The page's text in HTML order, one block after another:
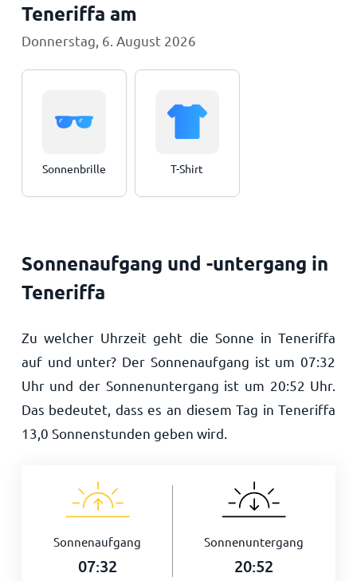
Teneriffa am
Donnerstag, 6. August 2026
Sonnenbrille T-Shirt
Sonnenaufgang und -untergang in
Teneriffa
Zu welcher Uhrzeit geht die Sonne in Teneriffa
auf und unter? Der Sonnenaufgang ist um07:32
Uhr und der Sonnenuntergang ist um 20:52 Uhr.
Das bedeutet, dass es an diesem Tag in Teneriffa
13,0 Sonnenstunden geben wird.
Sonnenaufgang
07:32
Sonnenuntergang
20:52